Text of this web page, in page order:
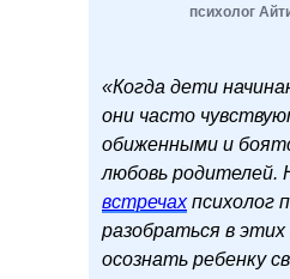
«Когда дети
они часто
обиженными и
любовь родителей.
встречахпсихолог
разобраться в
осознать ребенку
психолог